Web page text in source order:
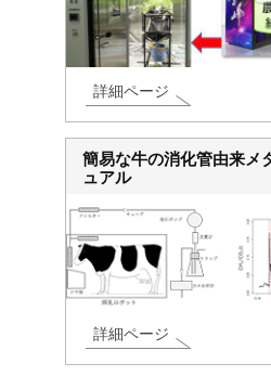
詳細ページ
簡易な牛の消化管由来メ
ュアル
詳細ページ